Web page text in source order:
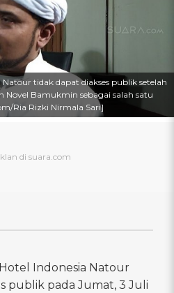
Natour tidak dapat diakses publik setelah
Bamukmin sebagai salah satu
Ria Rizki Nirmala Sari]
Indonesia Natour
publik pada Jumat, 3 Juli